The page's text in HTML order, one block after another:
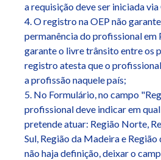
a requisição deve ser iniciada via
4. O registro na OEP não
permanência do profissional em
garante o livre trânsito entre os
registro atesta que o
a profissão naquele país;
5. No Formulário, no campo
profissional deve indicar em
pretende atuar: Região Norte,
Sul, Região da Madeira e Região
não haja definição, deixar o